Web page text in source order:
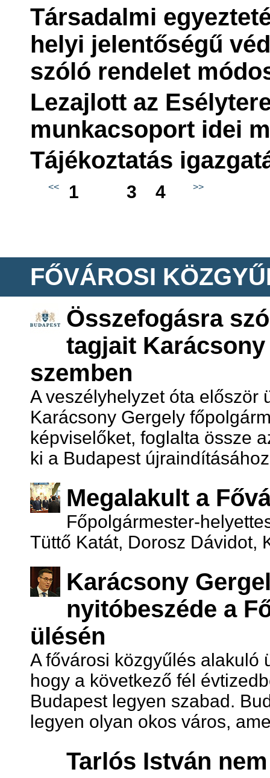
Társadalmi
helyi jelentőségű
szóló rendelet
Lezajlott az
munkacsoport idei
Tájékoztatás
<< 1 3 4 >>
FŐVÁROSI
Összefogásra
tagjait
szemben
A veszélyhelyzet óta először
Karácsony Gergely
képviselőket, foglalta össze
ki a Budapest
Megalakult a
Főpolgármester-
Tüttő Katát, Dorosz Dávidot,
Karácsony
nyitóbeszéde a
ülésén
A fővárosi közgyűlés alakuló
hogy a következő fél
Budapest legyen szabad.
legyen olyan okos város,
Tarlós István